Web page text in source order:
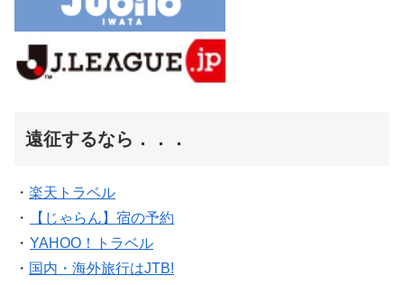
遠征するなら．．．
・ 楽天トラベル
・
【じゃらん】宿の予約
・ YAHOO！トラベル
・ 国内・海外旅行はJTB!